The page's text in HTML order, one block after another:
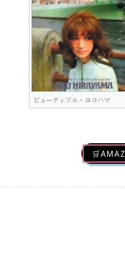
ビューティフル・ヨコハマ